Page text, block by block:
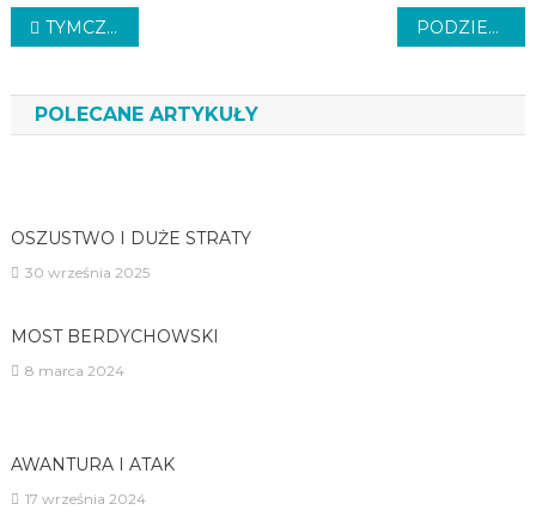
Nawigacja
TYMCZASOWA LINIA PODZIELNIA JUŻ DZIAŁA
POLECANE ARTYKUŁY
OSZUSTWO I DUŻE STRATY
30 września 2025
MOST BERDYCHOWSKI
8 marca 2024
AWANTURA I ATAK
17 września 2024